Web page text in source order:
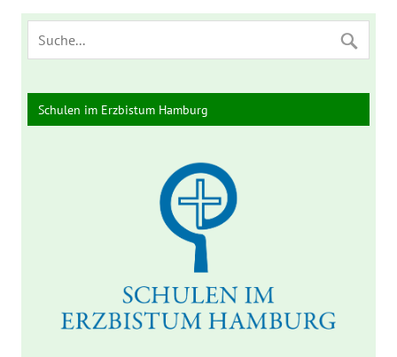
Schulen im Erzbistum Hamburg